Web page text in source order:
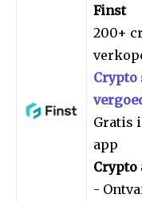
Finst
200+
Crypto
Gratis
app
Crypto
-